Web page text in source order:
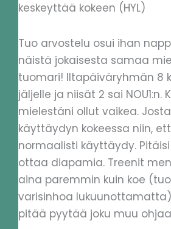
keskeyttää kokeen (HYL)
Tuo arvostelu osui ihan
näistä jokaisesta samaa
tuomari! Iltapäiväryhmän 8
jäljelle ja niisät 2 sai NOU1:n.
mielestäni ollut vaikea.
käyttäydyn kokeessa niin,
normaalisti käyttäydy.
ottaa diapamia. Treenit
aina paremmin kuin koe
varisinhoa
pitää pyytää joku muu